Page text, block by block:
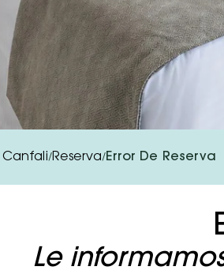
Canfali/Reserva/Error De Reserva
Le